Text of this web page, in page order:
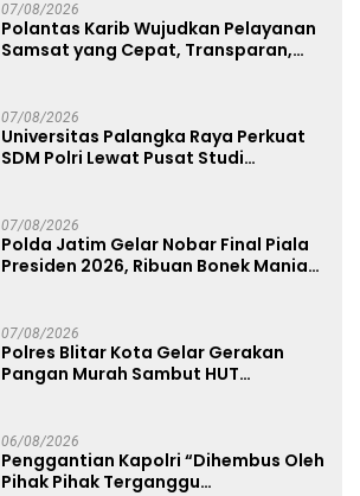
07/08/2026
Polantas Karib Wujudkan Pelayanan
Samsat yang Cepat, Transparan,
07/08/2026
Universitas Palangka Raya Perkuat
SDM Polri Lewat Pusat Studi
07/08/2026
Polda Jatim Gelar Nobar Final Piala
Presiden 2026, Ribuan Bonek Mania
07/08/2026
Polres Blitar Kota Gelar Gerakan
Pangan Murah Sambut HUT
06/08/2026
Penggantian Kapolri “Dihembus Oleh
Pihak Pihak Terganggu